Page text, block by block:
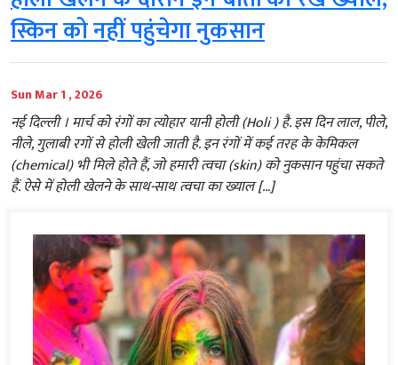
स्किन को नहीं पहुंचेगा नुकसान
Sun Mar 1 , 2026
नई दिल्‍ली । मार्च को रंगों का त्योहार यानी होली (Holi ) है. इस दिन लाल, पीले,
नीले, गुलाबी रगों से होली खेली जाती है. इन रंगों में कई तरह के केमिकल
(chemical) भी मिले होते हैं, जो हमारी त्वचा (skin) को नुकसान पहुंचा सकते
हैं. ऐसे में होली खेलने के साथ-साथ त्वचा का ख्याल […]